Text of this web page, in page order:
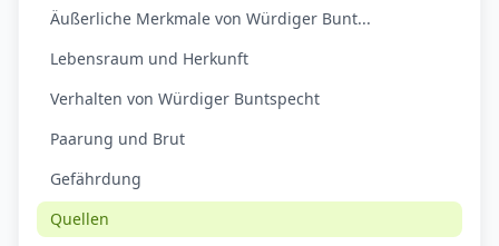
Äußerliche Merkmale von Würdiger Bunt...
Lebensraum und Herkunft
Verhalten von Würdiger Buntspecht
Paarung und Brut
Gefährdung
Quellen